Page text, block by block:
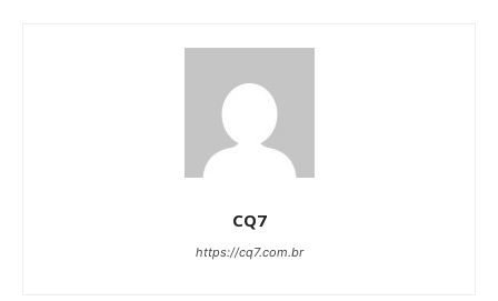
CQ7
https://cq7.com.br